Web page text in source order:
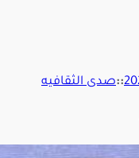
::صدى الثقافيه